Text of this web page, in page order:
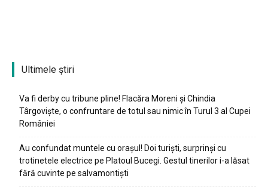
Ultimele ştiri
Va fi derby cu tribune pline! Flacăra Moreni și Chindia
Târgoviște, o confruntare de totul sau nimic în Turul 3 al Cupei
României
Au confundat muntele cu orașul! Doi turiști, surprinși cu
trotinetele electrice pe Platoul Bucegi. Gestul tinerilor i-a lăsat
fără cuvinte pe salvamontiști